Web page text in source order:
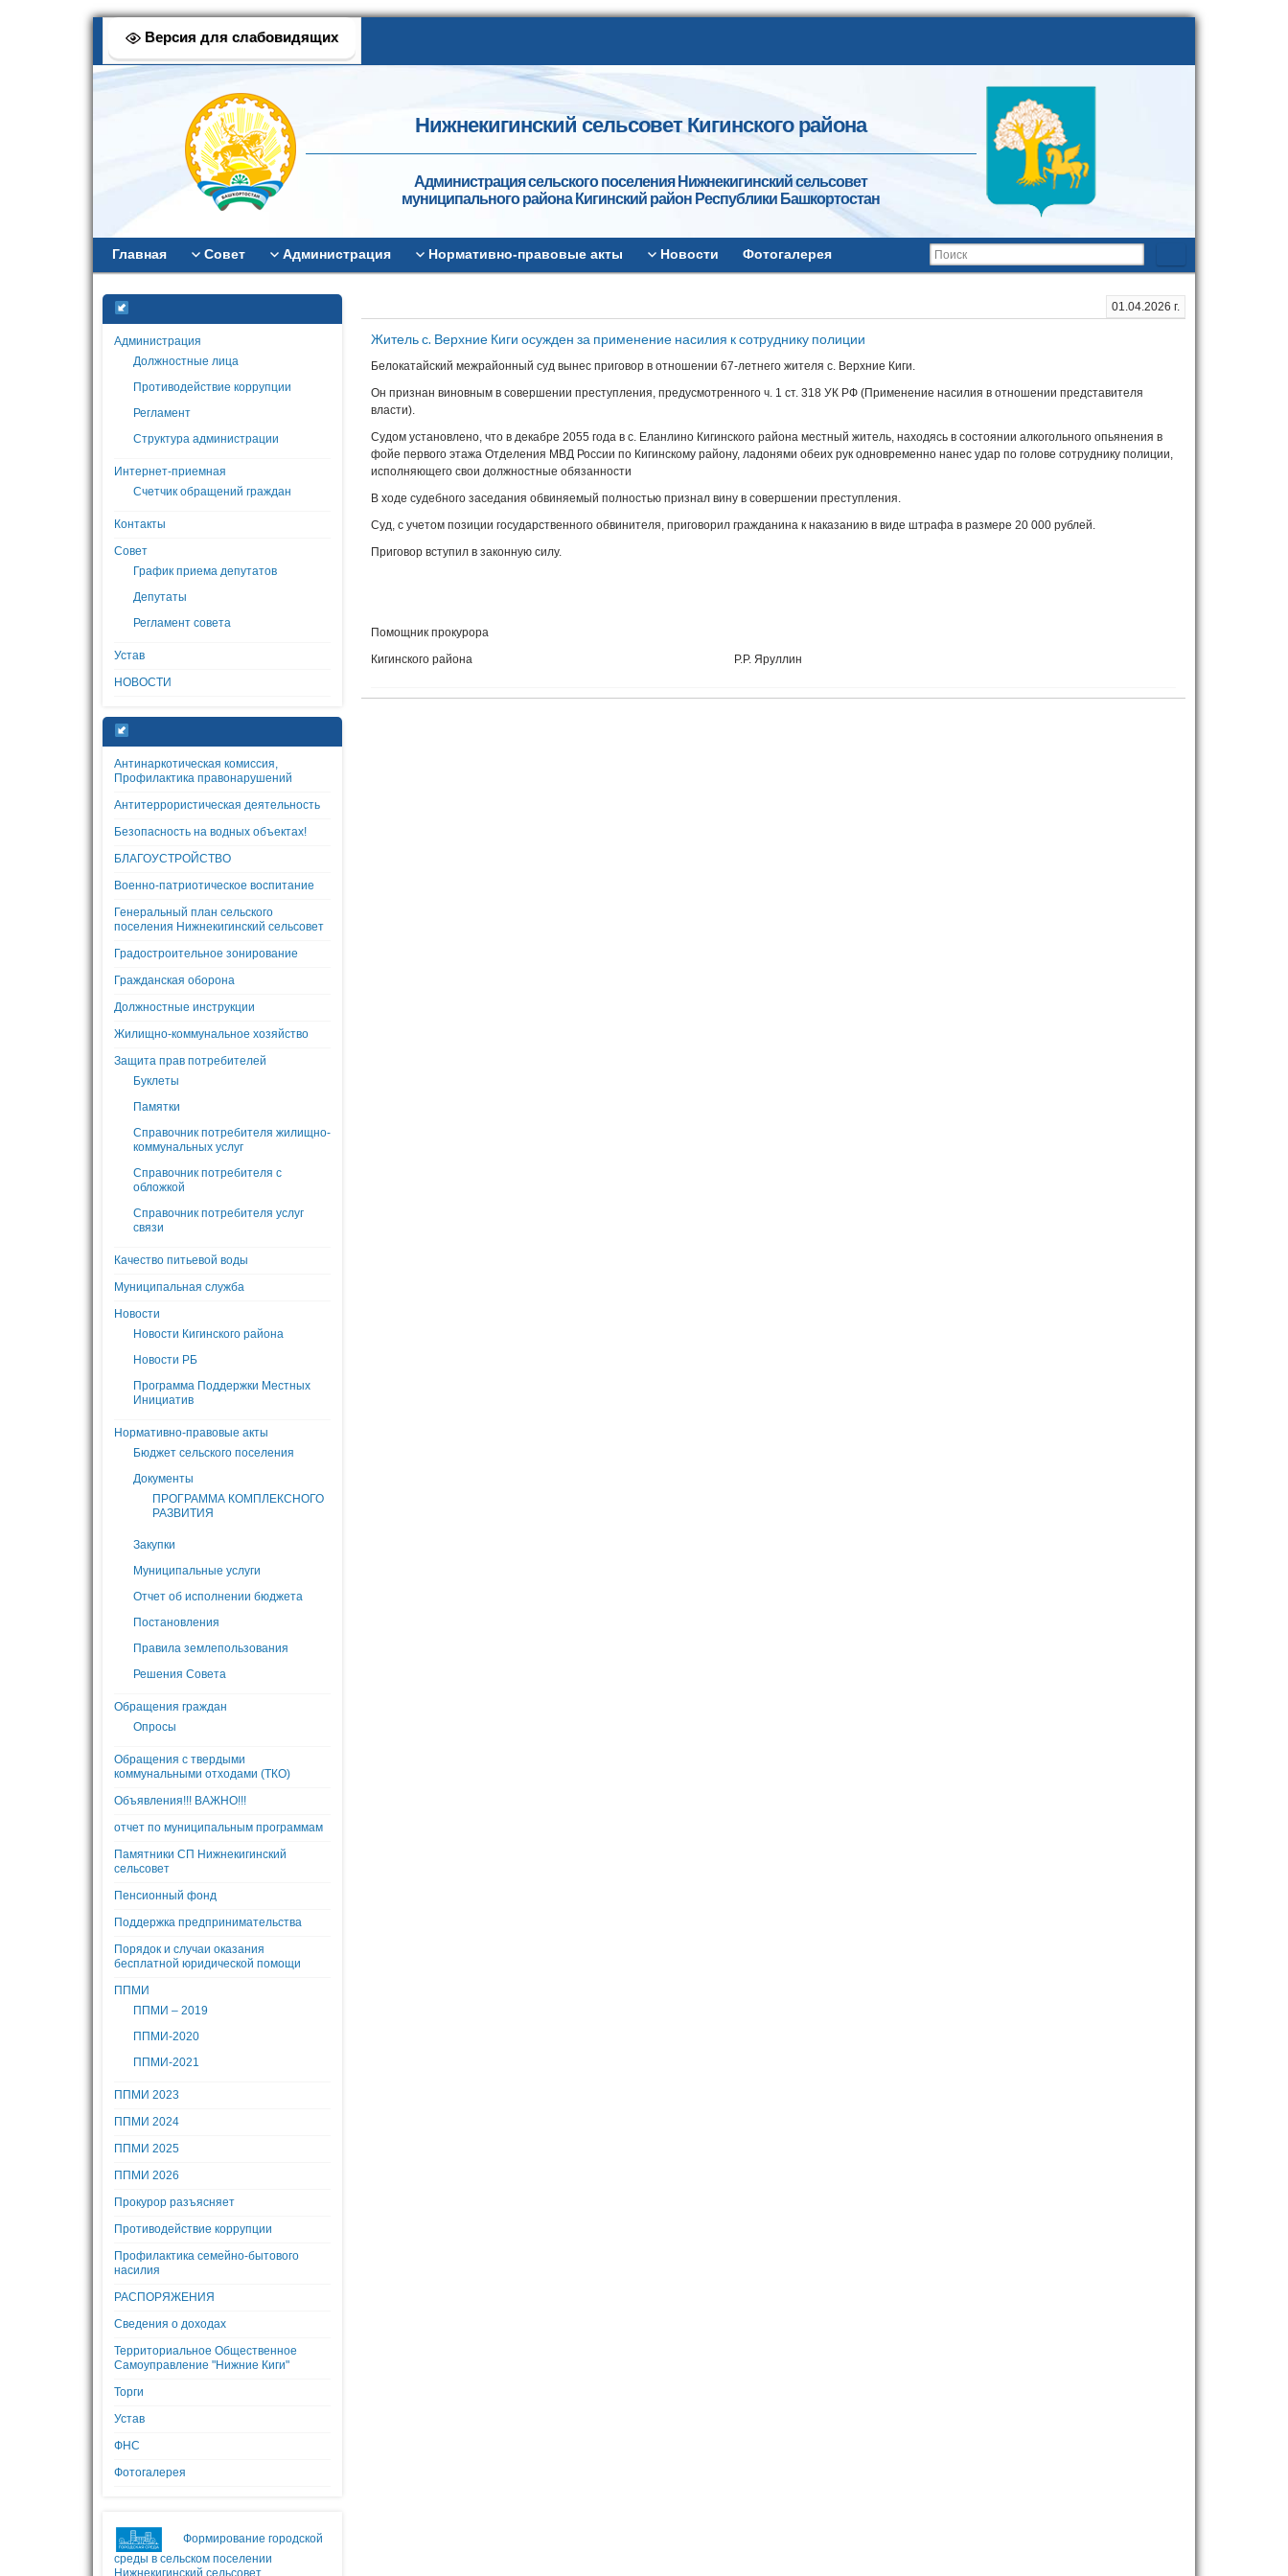
Версия для слабовидящих
Нижнекигинский сельсовет Кигинского района
Администрация сельского поселения Нижнекигинский сельсовет
муниципального района Кигинский район Республики Башкортостан
Главная Совет Администрация Нормативно-правовые акты Новости Фотогалерея
Администрация
Должностные лица
Противодействие коррупции
Регламент
Структура администрации
Интернет-приемная
Счетчик обращений граждан
Контакты
Совет
График приема депутатов
Депутаты
Регламент совета
Устав
НОВОСТИ
Антинаркотическая комиссия,
Профилактика правонарушений
Антитеррористическая деятельность
Безопасность на водных объектах!
БЛАГОУСТРОЙСТВО
Военно-патриотическое воспитание
Генеральный план сельского
поселения Нижнекигинский сельсовет
Градостроительное зонирование
Гражданская оборона
Должностные инструкции
Жилищно-коммунальное хозяйство
Защита прав потребителей
Буклеты
Памятки
Справочник потребителя жилищно-
коммунальных услуг
Справочник потребителя с
обложкой
Справочник потребителя услуг
связи
Качество питьевой воды
Муниципальная служба
Новости
Новости Кигинского района
Новости РБ
Программа Поддержки Местных
Инициатив
Нормативно-правовые акты
Бюджет сельского поселения
Документы
ПРОГРАММА КОМПЛЕКСНОГО
РАЗВИТИЯ
Закупки
Муниципальные услуги
Отчет об исполнении бюджета
Постановления
Правила землепользования
Решения Совета
Обращения граждан
Опросы
Обращения с твердыми
коммунальными отходами (ТКО)
Объявления!!! ВАЖНО!!!
отчет по муниципальным программам
Памятники СП Нижнекигинский
сельсовет
Пенсионный фонд
Поддержка предпринимательства
Порядок и случаи оказания
бесплатной юридической помощи
ППМИ
ППМИ – 2019
ППМИ-2020
ППМИ-2021
ППМИ 2023
ППМИ 2024
ППМИ 2025
ППМИ 2026
Прокурор разъясняет
Противодействие коррупции
Профилактика семейно-бытового
насилия
РАСПОРЯЖЕНИЯ
Сведения о доходах
Территориальное Общественное
Самоуправление "Нижние Киги"
Торги
Устав
ФНС
Фотогалерея
Формирование городской
среды в сельском поселении
Нижнекигинский сельсовет
01.04.2026 г.
Житель с. Верхние Киги осужден за применение насилия к сотруднику полиции
Белокатайский межрайонный суд вынес приговор в отношении 67-летнего жителя с. Верхние Киги.
Он признан виновным в совершении преступления, предусмотренного ч. 1 ст. 318 УК РФ (Применение насилия в отношении представителя
власти).
Судом установлено, что в декабре 2055 года в с. Еланлино Кигинского района местный житель, находясь в состоянии алкогольного опьянения в
фойе первого этажа Отделения МВД России по Кигинскому району, ладонями обеих рук одновременно нанес удар по голове сотруднику полиции,
исполняющего свои должностные обязанности
В ходе судебного заседания обвиняемый полностью признал вину в совершении преступления.
Суд, с учетом позиции государственного обвинителя, приговорил гражданина к наказанию в виде штрафа в размере 20 000 рублей.
Приговор вступил в законную силу.
Помощник прокурора
Кигинского района Р.Р. Яруллин